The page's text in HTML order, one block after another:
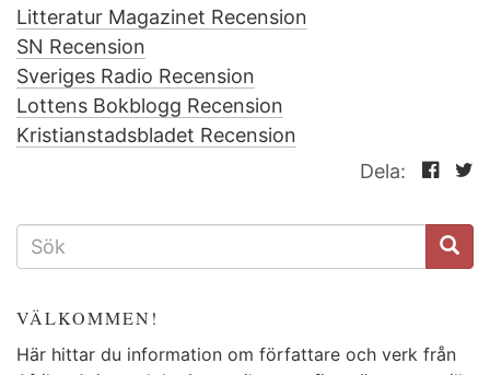
Litteratur Magazinet Recension
SN Recension
Sveriges Radio Recension
Lottens Bokblogg Recension
Kristianstadsbladet Recension
Dela:
SÖKFORMULÄR
VÄLKOMMEN!
Här hittar du information om författare och verk från